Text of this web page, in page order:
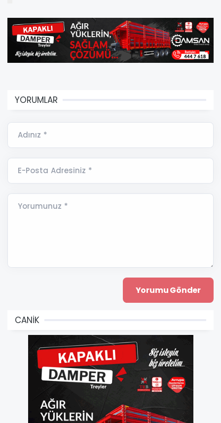
YORUMLAR
Adınız *
E-Posta Adresiniz *
Yorumunuz *
CANİK